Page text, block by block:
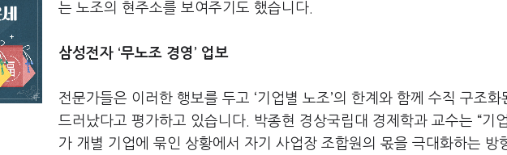
는 노조의 현주소를 보여주기도 했습니다.
삼성전자 ‘무노조 경영’ 업보
전문가들은 이러한 행보를 두고 ‘기업별 노조’의 한계와 함께 수직 구조화
드러났다고 평가하고 있습니다
박종현 경상국립대 경제학과 교수는 “기
가 개별 기업에 묶인 상황에서 자기 사업장 조합원의 몫을 극대화하는 방